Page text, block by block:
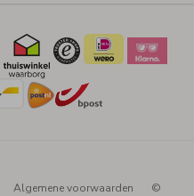
Algemene voorwaarden ©